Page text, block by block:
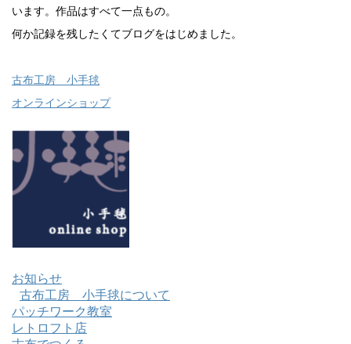
います。作品はすべて一点もの。
何か記録を残したくてブログをはじめました。
古布工房 小手毬
オンラインショップ
お知らせ
古布工房 小手毬について
パッチワーク教室
レトロフト店